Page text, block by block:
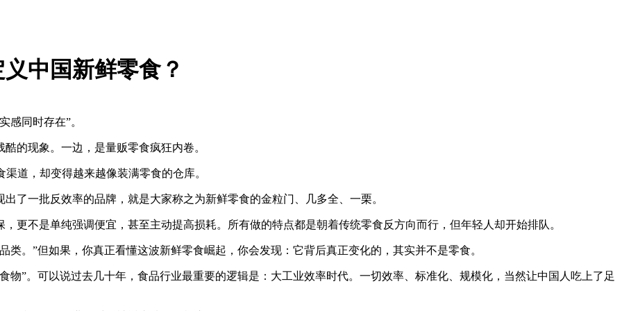
中国新鲜零食？
感同时存在”。
的现象。一边，是量贩零食疯狂内卷。
道，却变得越来越像装满零食的仓库。
了一批反效率的品牌，就是大家称之为新鲜零食的金粒门、几多全、一栗。
更不是单纯强调便宜，甚至主动提高损耗。所有做的特点都是朝着传统零食反方向而行，但年轻人却开始排队。
。”但如果，你真正看懂这波新鲜零食崛起，你会发现：它背后真正变化的，其实并不是零食。
物”。可以说过去几十年，食品行业最重要的逻辑是：大工业效率时代。一切效率、标准化、规模化，当然让中国人吃上了足